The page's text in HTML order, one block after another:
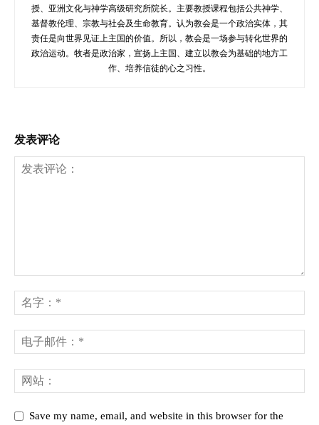
授、亚洲文化与神学高级研究所院长。主要教授课程包括公共神学、
基督教伦理、宗教与社会及生命教育。认为教会是一个政治实体，其
责任是向世界见证上主国的价值。所以，教会是一场参与转化世界的
政治运动。牧者是政治家，宣扬上主国、建立以教会为基础的地方工
作、培养信徒的心之习性。
发表评论
Save my name, email, and website in this browser for the